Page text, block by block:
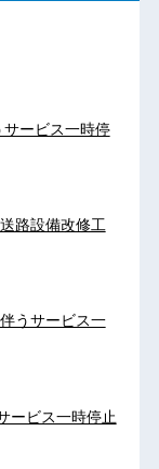
ービス一時停
路設備改修工
うサービス一
ービス一時停止